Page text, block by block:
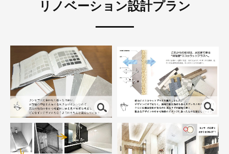
リノベーション設計プラン